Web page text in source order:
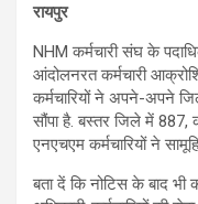
रायपुर
NHM कर्मचारी संघ के
आंदोलनरत कर्मचारी
कर्मचारियों ने अपने-अपने
सौंपा है. बस्तर जिले में 887,
एनएचएम कर्मचारियों ने
बता दें कि नोटिस के बाद